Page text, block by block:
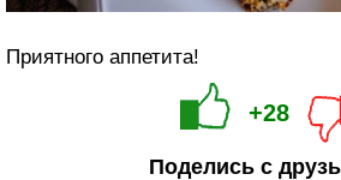
Приятного аппетита!
+28
Поделись с